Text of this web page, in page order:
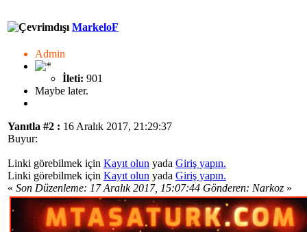
MarkeloF
Admin
İleti: 901
Maybe later.
Yanıtla #2 : 16 Aralık 2017, 21:29:37
Buyur:
Linki görebilmek için Kayıt olun yada Giriş yapın.
Linki görebilmek için Kayıt olun yada Giriş yapın.
« Son Düzenleme: 17 Aralık 2017, 15:07:44 Gönderen: Narkoz »